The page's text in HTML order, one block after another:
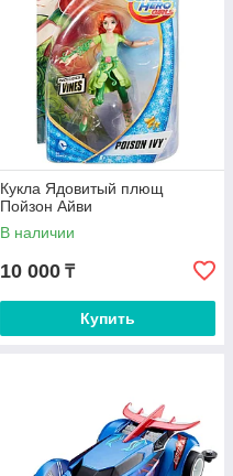
Кукла Ядовитый плющ
Пойзон Айви
В наличии
10 000 ₸
Купить